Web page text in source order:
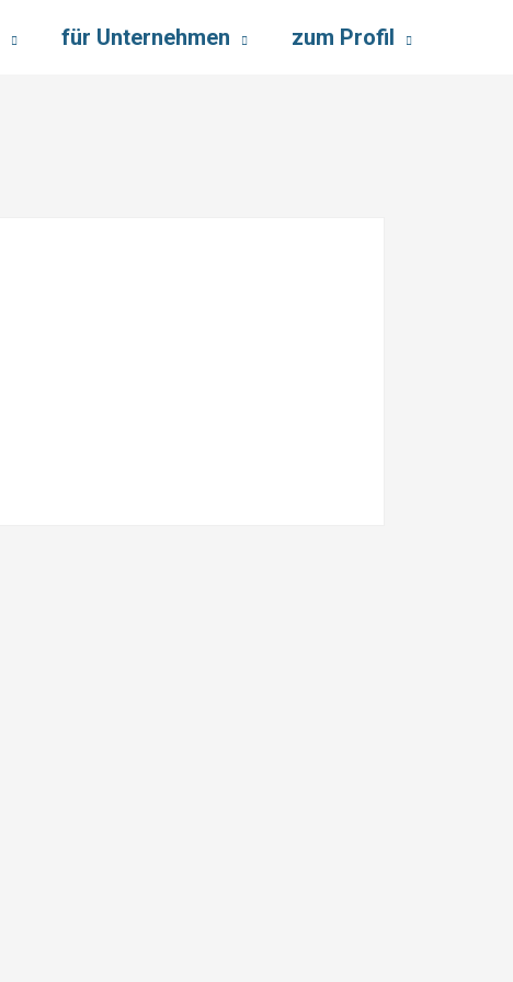
für Unternehmen zum Profil